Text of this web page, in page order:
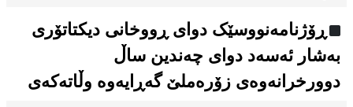
ڕۆژنامەنووسێک دوای ڕووخانی دیکتاتۆری
بەشار ئەسەد دوای چەندین ساڵ
دوورخرانەوەی زۆرەملێ گەڕایەوە وڵاتەکەی